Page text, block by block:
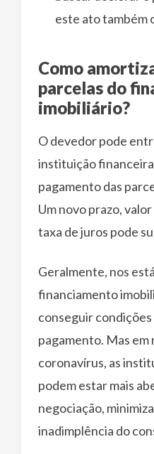
este ato também
Como
parcelas do
imobiliário?
O devedor pode
instituição
pagamento das
Um novo prazo,
taxa de juros pode
Geralmente, nos
financiamento
conseguir
pagamento. Mas em
coronavírus, as
podem estar mais
negociação,
inadimplência do